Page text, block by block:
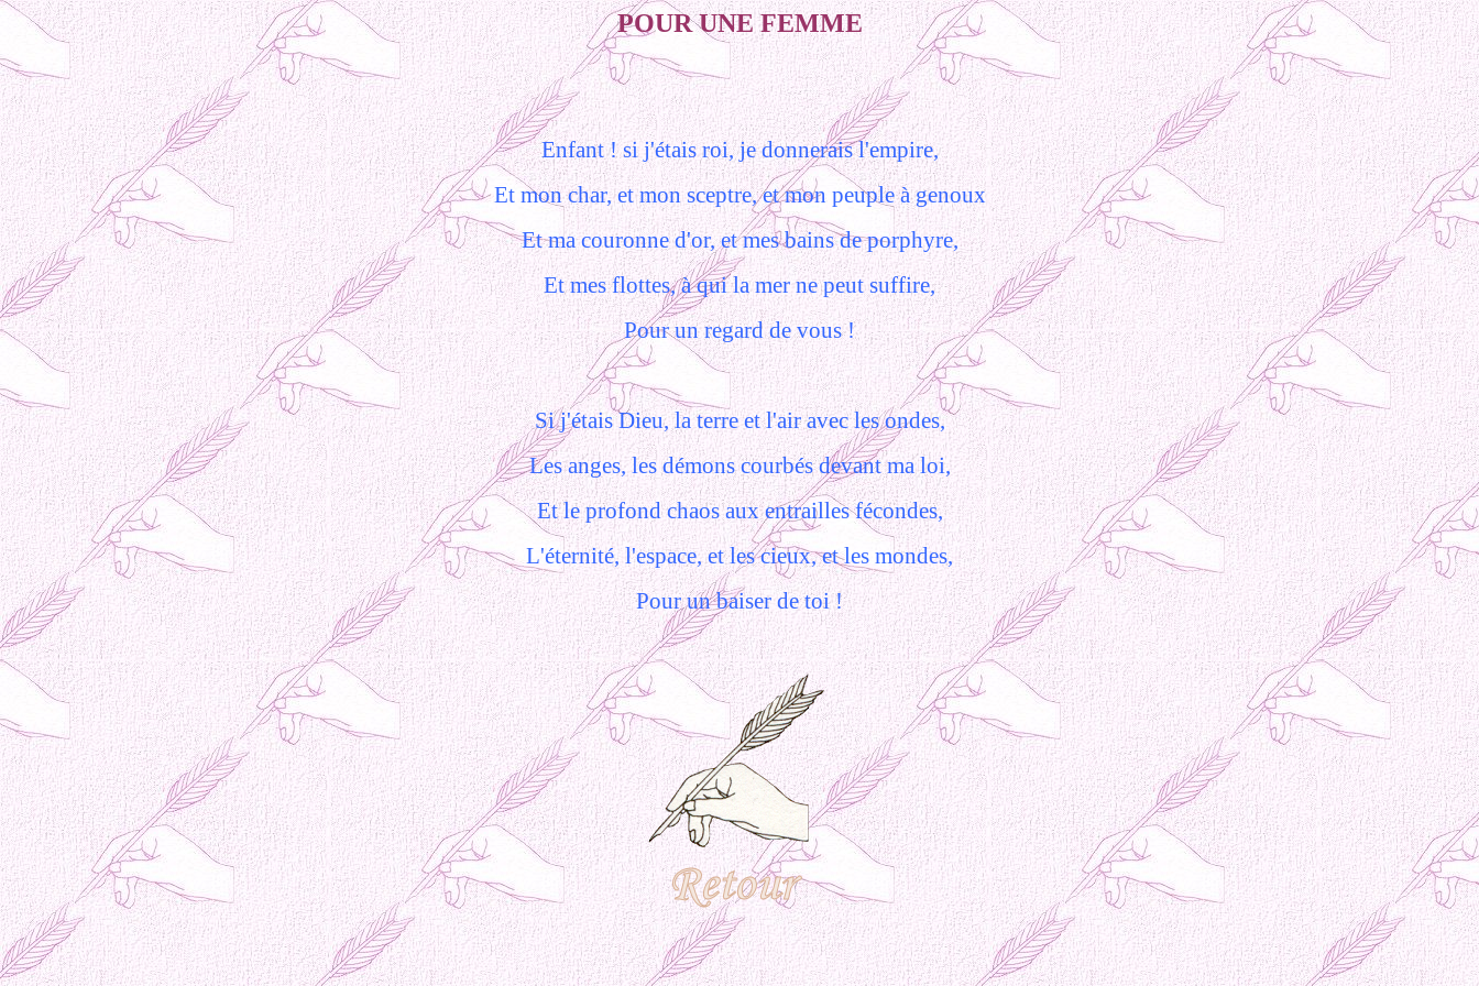
POUR UNE FEMME
Enfant ! si j'étais roi, je donnerais l'empire,
Et mon char, et mon sceptre, et mon peuple à genoux
Et ma couronne d'or, et mes bains de porphyre,
Et mes flottes, à qui la mer ne peut suffire,
Pour un regard de vous !
Si j'étais Dieu, la terre et l'air avec les ondes,
Les anges, les démons courbés devant ma loi,
Et le profond chaos aux entrailles fécondes,
L'éternité, l'espace, et les cieux, et les mondes,
Pour un baiser de toi !